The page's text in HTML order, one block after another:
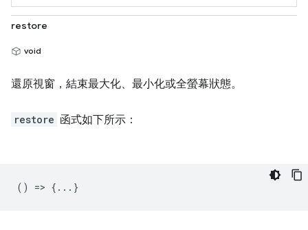
restore
void
還原視窗，結束最大化、最小化或全螢幕狀態。
restore 函式如下所示：
() => {...}